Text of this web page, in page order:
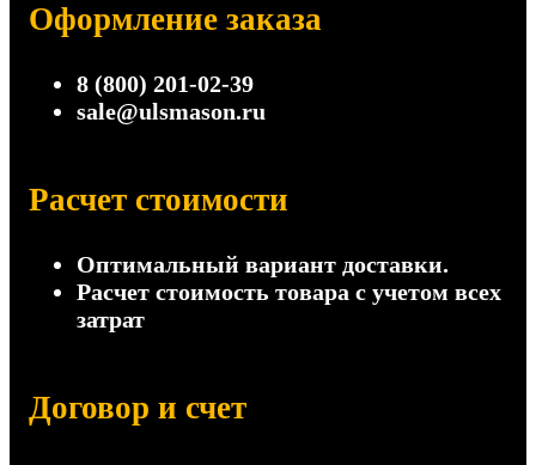
Оформление заказа
8 (800) 201-02-39
sale@ulsmason.ru
Расчет стоимости
Оптимальный вариант доставки.
Расчет стоимость товара с учетом всех
затрат
Договор и счет